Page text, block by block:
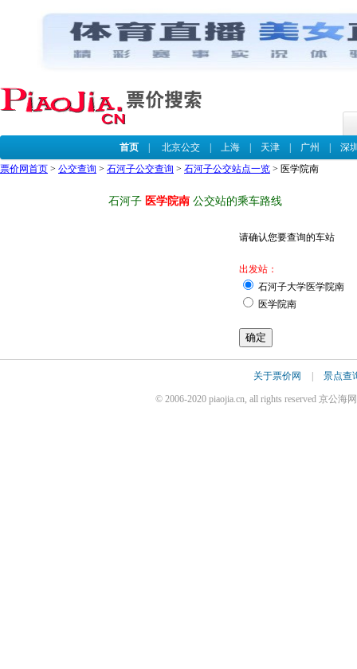
首页| 北京公交| 上海| 天津| 广州
深
票价网首页 > 公交查询 > 石河子公交查询 > 石河子公交站点一览 > 医学院南
石河子 医学院南 公交站的乘车路线
请确认您要查询的车站
出发站：
石河子大学医学院南
医学院南
关于票价网 景点查
© 2006-2020 piaojia.cn, all rights reserved 京公海